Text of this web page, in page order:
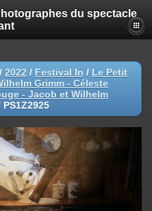
du spectacle
/ 2022 / Festival In / Le Petit
Grimm - Céleste
- Jacob et Wilhelm
PS1Z2925